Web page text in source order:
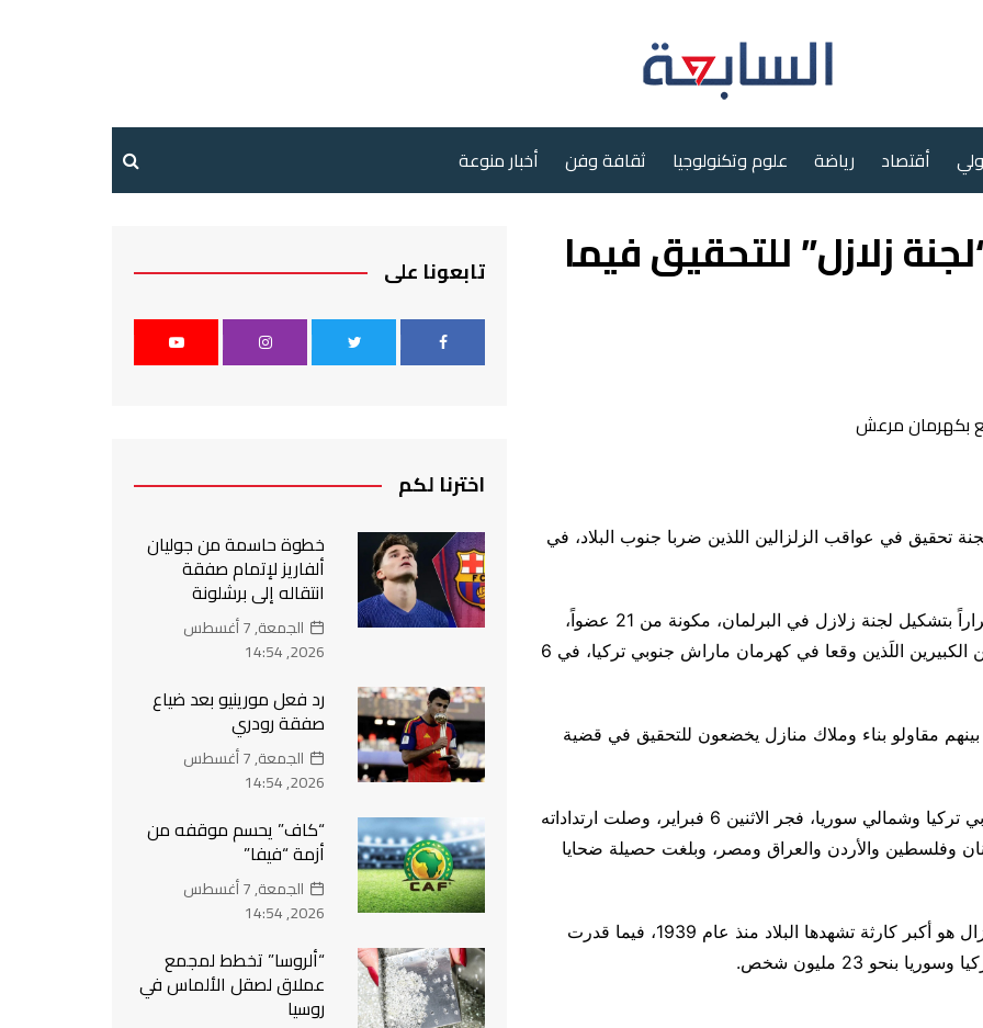
أقتصاد رياضة علوم وتكنولوجيا ثقافة وفن أخبار منوعة
زلازل” للتحقيق فيما
تحقيق في عواقب الزلزالين اللذين ضربا جنوب البلاد، في
ووفقا لمراسل RT في تركيا: “البرلمان التركي يتخذ قراراً بتشكيل لجنة زلازل في البرلمان، مكونة من 21 عضواً،
وستعمل لمدة 3 أشهر، وتجري تحقيقات حول الزلزالين الكبيرين اللَذين وقعا في كهرمان ماراش جنوبي تركيا، في 6
أن أكثر من 600 شخص من بينهم مقاولو بناء وملاك منازل يخضعون للتحقيق في قضية
وضرب زلزال بقوة 7.7 درجة على مقياس ريختر، جنوبي تركيا وشمالي سوريا، فجر الاثنين 6 فبراير، وصلت ارتداداته
وفلسطين والأردن والعراق ومصر، وبلغت حصيلة ضحايا
ووفقا للرئيس التركي، رجب طيب أردوغان، فإن الزلزال هو أكبر كارثة تشهدها البلاد منذ عام 1939، فيما قدرت
23 مليون شخص.
تابعونا على
اخترنا لكم
خطوة حاسمة من جوليان
ألفاريز لإتمام صفقة
انتقاله إلى برشلونة
الجمعة, 7 أغسطس
2026, 14:54
رد فعل مورينيو بعد ضياع
صفقة رودري
الجمعة, 7 أغسطس
2026, 14:54
“كاف” يحسم موقفه من
أزمة “فيفا”
الجمعة, 7 أغسطس
2026, 14:54
“ألروسا” تخطط لمجمع
عملاق لصقل الألماس في
روسيا